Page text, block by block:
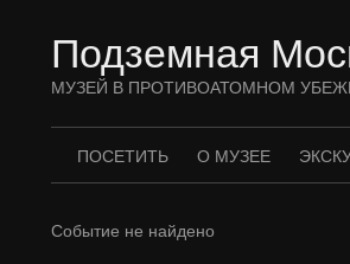
Подземная
МУЗЕЙ В ПРОТИВОАТОМНОМ
ПОСЕТИТЬ О МУЗЕЕ
Событие не найдено